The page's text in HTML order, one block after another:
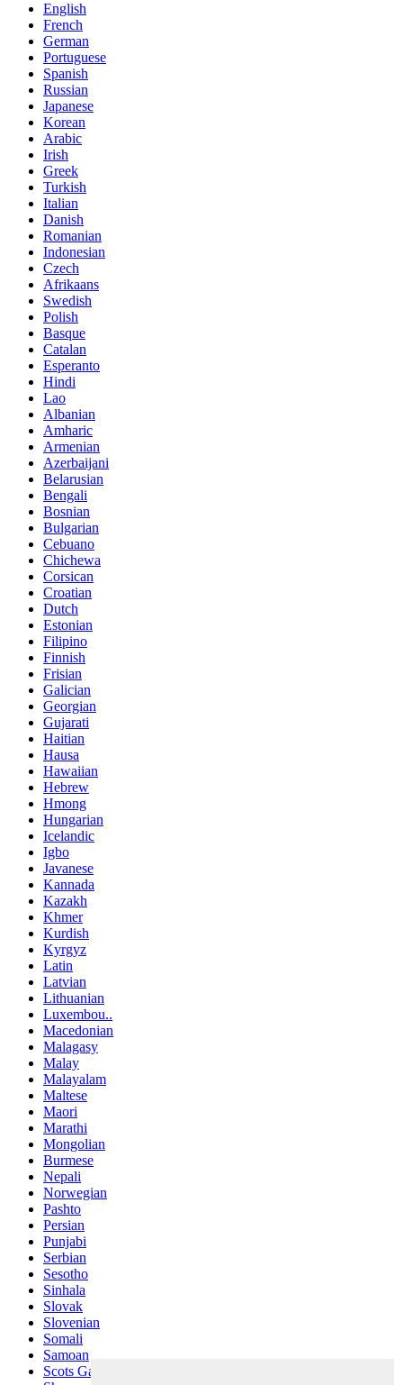
English
French
German
Portuguese
Spanish
Russian
Japanese
Korean
Arabic
Irish
Greek
Turkish
Italian
Danish
Romanian
Indonesian
Czech
Afrikaans
Swedish
Polish
Basque
Catalan
Esperanto
Hindi
Lao
Albanian
Amharic
Armenian
Azerbaijani
Belarusian
Bengali
Bosnian
Bulgarian
Cebuano
Chichewa
Corsican
Croatian
Dutch
Estonian
Filipino
Finnish
Frisian
Galician
Georgian
Gujarati
Haitian
Hausa
Hawaiian
Hebrew
Hmong
Hungarian
Icelandic
Igbo
Javanese
Kannada
Kazakh
Khmer
Kurdish
Kyrgyz
Latin
Latvian
Lithuanian
Luxembou..
Macedonian
Malagasy
Malay
Malayalam
Maltese
Maori
Marathi
Mongolian
Burmese
Nepali
Norwegian
Pashto
Persian
Punjabi
Serbian
Sesotho
Sinhala
Slovak
Slovenian
Somali
Samoan
Scots Gaelic